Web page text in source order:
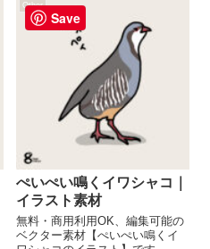
Other
ぺいぺい鳴くイワシャコ｜
イラスト素材
無料・商用利用OK、編集可能の
ベクター素材【ぺいぺい鳴くイ
Save